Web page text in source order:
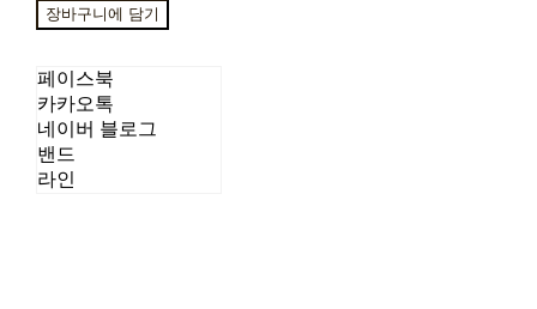
장바구니에 담기
페이스북
카카오톡
네이버 블로그
밴드
라인